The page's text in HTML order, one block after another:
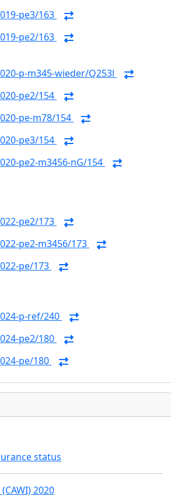
pe3/163
pe2/163
p-m345-wieder/Q253l
pe2/154
pe-m78/154
pe3/154
pe2-m3456-nG/154
pe2/173
pe2-m3456/173
pe/173
p-ref/240
pe2/180
pe/180
status
2020